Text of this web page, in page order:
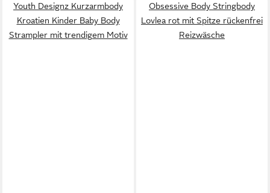
Youth Designz Kurzarmbody
Kroatien Kinder Baby Body
Strampler mit trendigem Motiv
Obsessive Body Stringbody
Lovlea rot mit Spitze rückenfrei
Reizwäsche